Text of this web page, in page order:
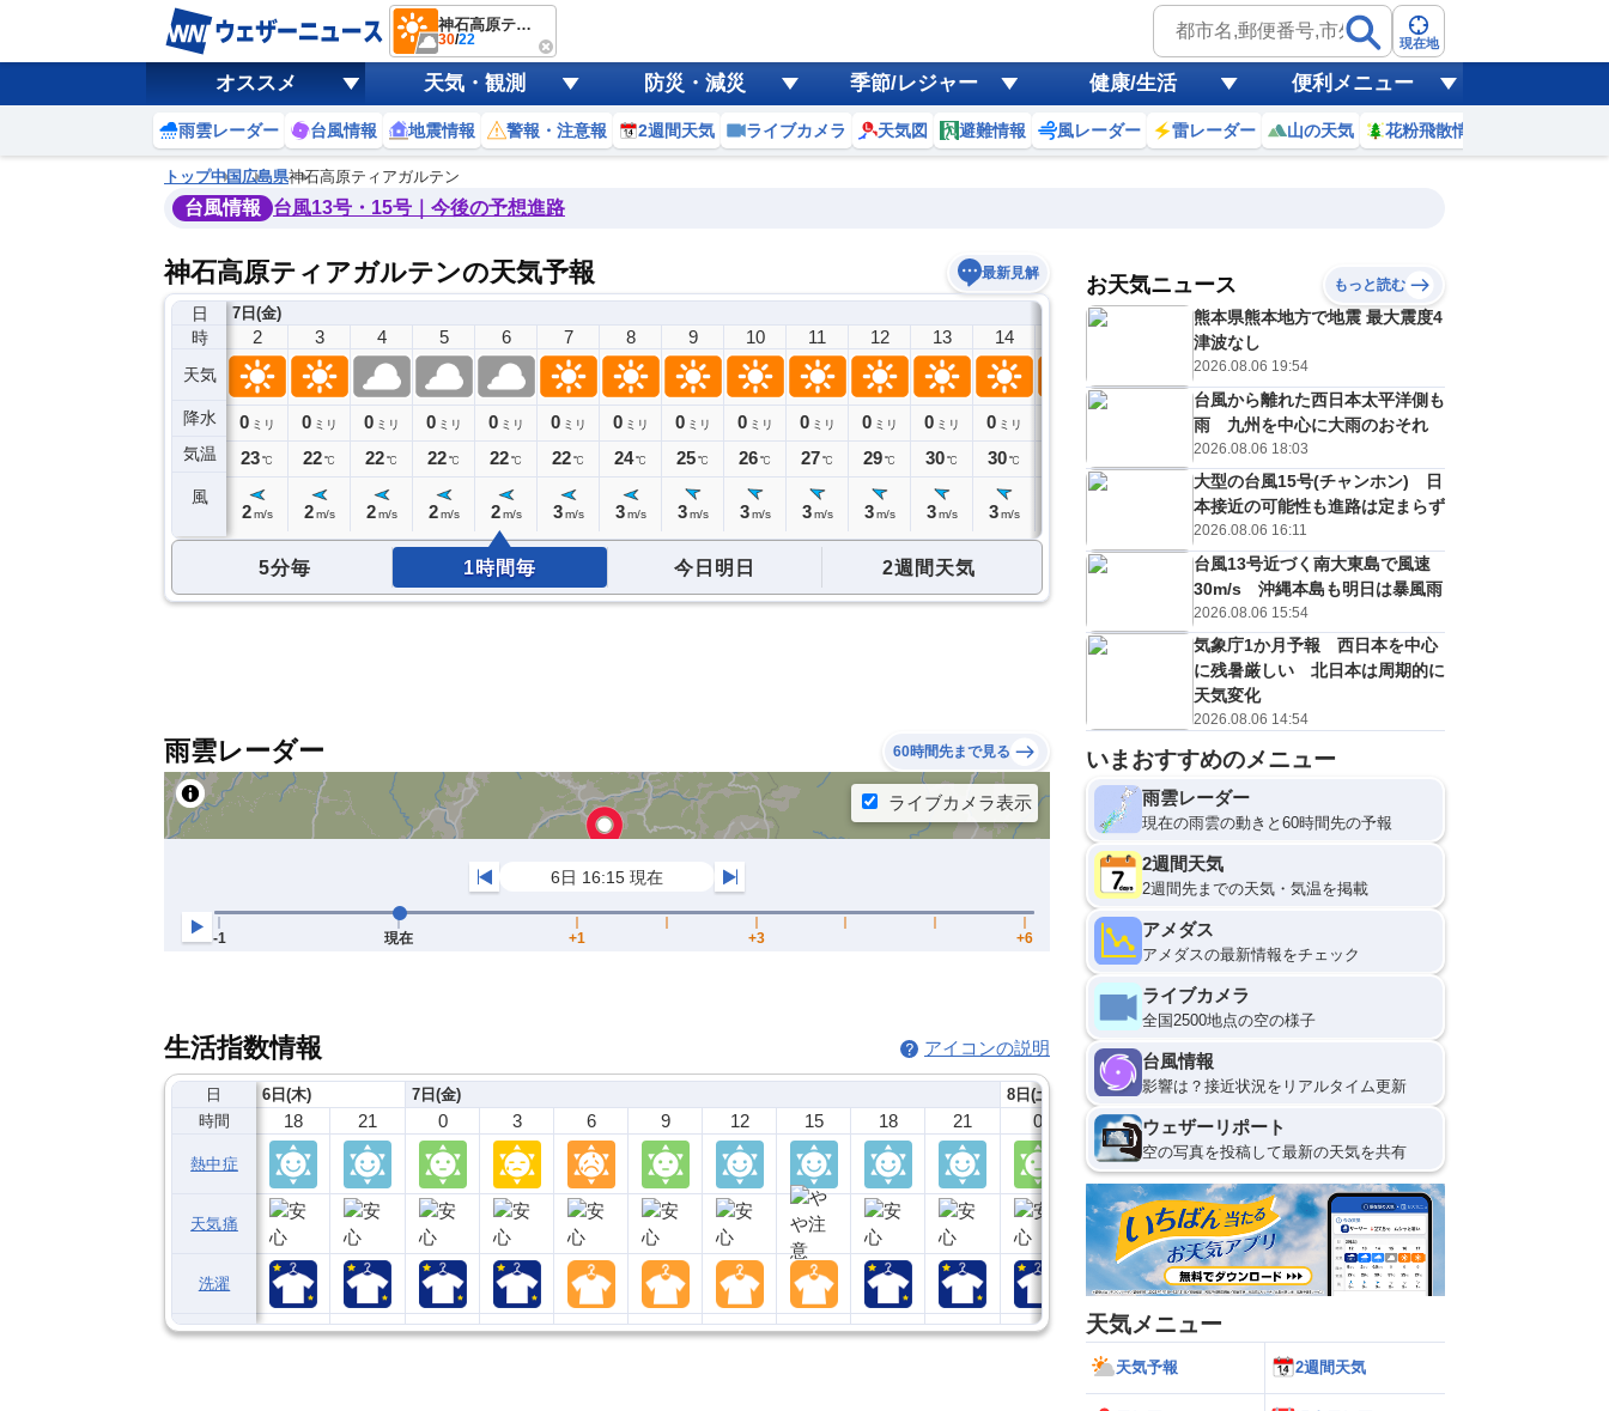
神石高原ティアガルテン
30/22 現在地
オススメ 天気・観測 防災・減災 季節/レジャー 健康/生活 便利メニュー
雨雲レーダー 台風情報 地震情報 警報・注意報 2週間天気 ライブカメラ 天気図 避難情報 風レーダー 雷レーダー 山の天気 花粉飛散情報
トップ中国 広島県神石高原ティアガルテン
台風情報 台風13号・15号｜今後の予想進路
神石高原ティアガルテンの天気予報 最新見解
日
時
天気
降水
気温
風
7日(金)
1
0ミリ
23℃
2
0 ミリ
23℃
2 m/s
3
0 ミリ
22℃
2 m/s
4
0 ミリ
22℃
2 m/s
5
0 ミリ
22℃
2 m/s
6
0 ミリ
22℃
2 m/s
7
0 ミリ
22℃
3 m/s
8
0 ミリ
24℃
3 m/s
9
0 ミリ
25℃
3 m/s
10
0 ミリ
26℃
3 m/s
11
0 ミリ
27℃
3 m/s
12
0 ミリ
29℃
3 m/s
13
0 ミリ
30℃
3 m/s
14
0 ミリ
30℃
3 m/s
17
ミリ
28
m/s
18
0ミリ
27
2m/s
0ミリ
26
2 m/s
0ミリ
2m/s
0
2m/s
5分毎 1時間毎 今日明日 2週間天気
雨雲レーダー 60時間先まで見る
生活指数情報 アイコンの説明
日
時間
熱中症
天気痛
洗濯
6日(木)
18 21
7日(金)
0 3 6 9 12 15 18 21
8日(土)
0
お天気ニュース もっと読む
熊本県熊本地方で地震 最大震度4
津波なし
2026.08.06 19:54
台風から離れた西日本太平洋側も
雨 九州を中心に大雨のおそれ
2026.08.06 18:03
大型の台風15号(チャンホン) 日
本接近の可能性も進路は定まらず
2026.08.06 16:11
台風13号近づく南大東島で風速
30m/s 沖縄本島も明日は暴風雨
2026.08.06 15:54
気象庁1か月予報 西日本を中心
に残暑厳しい 北日本は周期的に
天気変化
2026.08.06 14:54
いまおすすめのメニュー
雨雲レーダー
現在の雨雲の動きと60時間先の予報
2週間天気
2週間先までの天気・気温を掲載
アメダス
アメダスの最新情報をチェック
ライブカメラ
全国2500地点の空の様子
台風情報
影響は？接近状況をリアルタイム更新
ウェザーリポート
空の写真を投稿して最新の天気を共有
天気メニュー
天気予報 2週間天気